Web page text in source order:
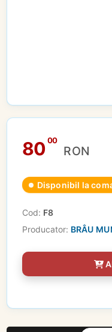
8000
RON
Disponibil la
Cod: F8
Producator: BRÂU